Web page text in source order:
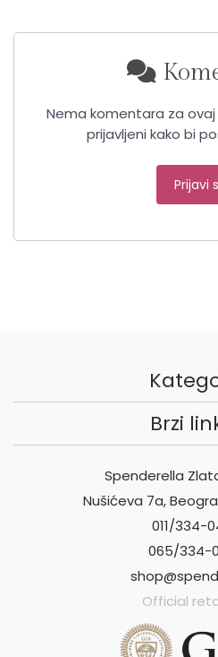
Nema komentara za
prijavljeni kako bi
Prijavi
Brzi
Spenderella
Nušićeva 7a,
011/334-
065/334-
Official